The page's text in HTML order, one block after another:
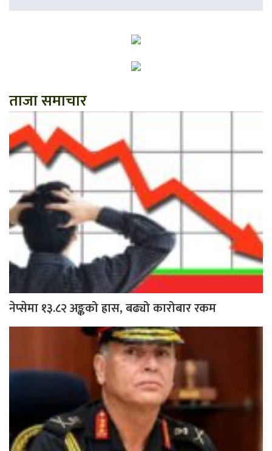
ताजा समाचार
नेप्सेमा १३.८२ अङ्कको ह्रास, बढ्यो कारोबार रकम